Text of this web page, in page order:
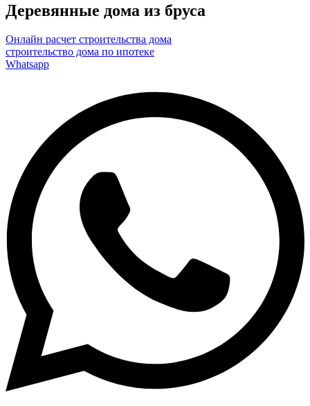
Деревянные дома из бруса
Онлайн расчет строительства дома
строительство дома по ипотеке
Whatsapp